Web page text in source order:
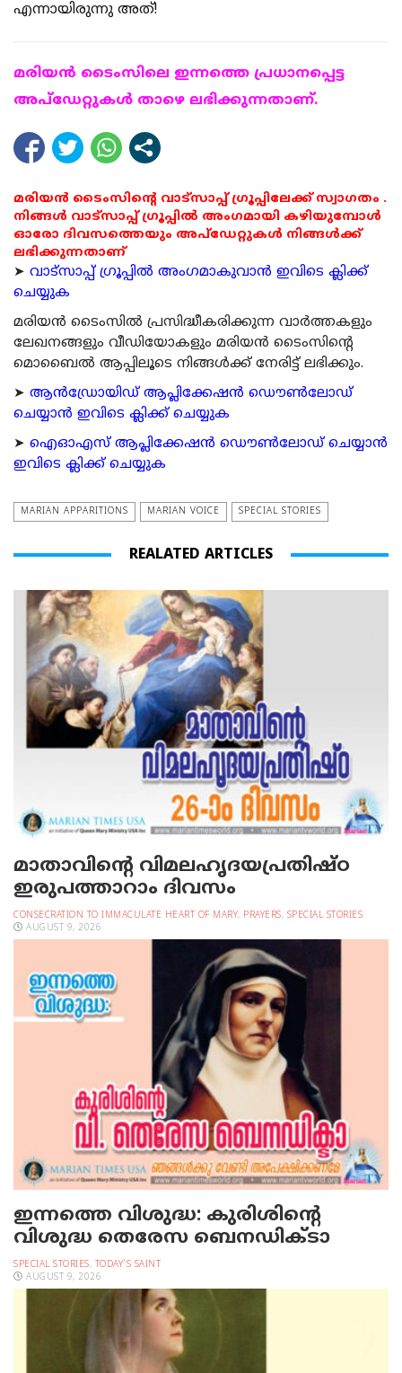
എന്നായിരുന്നു അത്!
മരിയന്‍ ടൈംസിലെ ഇന്നത്തെ പ്രധാനപ്പെട്ട
അപ്ഡേറ്റുകള്‍ താഴെ ലഭിക്കുന്നതാണ്.
മരിയൻ ടൈംസിന്റെ വാട്സാപ്പ് ഗ്രൂപ്പിലേക്ക് സ്വാഗതം .
നിങ്ങൾ വാട്സാപ്പ് ഗ്രൂപ്പിൽ അംഗമായി കഴിയുമ്പോൾ
ഓരോ ദിവസത്തെയും അപ്ഡേറ്റുകൾ നിങ്ങൾക്ക്
ലഭിക്കുന്നതാണ്
➤ വാട്സാപ്പ് ഗ്രൂപ്പിൽ അംഗമാകുവാൻ ഇവിടെ ക്ലിക്ക്
ചെയ്യുക
മരിയന്‍ ടൈംസില്‍ പ്രസിദ്ധീകരിക്കുന്ന വാര്‍ത്തകളും
ലേഖനങ്ങളും വീഡിയോകളും മരിയന്‍ ടൈംസിന്റെ
മൊബൈല്‍ ആപ്പിലൂടെ നിങ്ങള്‍ക്ക് നേരിട്ട് ലഭിക്കും.
➤ ആന്‍ഡ്രോയിഡ് ആപ്ലിക്കേഷന്‍ ഡൌണ്‍ലോഡ്
ചെയ്യാന്‍ ഇവിടെ ക്ലിക്ക് ചെയ്യുക
➤ ഐഓഎസ് ആപ്ലിക്കേഷന്‍ ഡൌണ്‍ലോഡ് ചെയ്യാന്‍
ഇവിടെ ക്ലിക്ക് ചെയ്യുക
MARIAN APPARITIONS MARIAN VOICE SPECIAL STORIES
REALATED ARTICLES
മാതാവിന്റെ വിമലഹൃദയപ്രതിഷ്ഠ
ഇരുപത്താറാം ദിവസം
CONSECRATION TO IMMACULATE HEART OF MARY, PRAYERS, SPECIAL STORIES
AUGUST 9, 2026
ഇന്നത്തെ വിശുദ്ധ: കുരിശിന്റെ
വിശുദ്ധ തെരേസ ബെനഡിക്ടാ
SPECIAL STORIES, TODAY'S SAINT
AUGUST 9, 2026